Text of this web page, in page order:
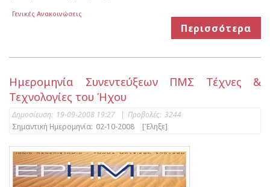
Γενικές Ανακοινώσεις
Περισσότερα
Ημερομηνία Συνεντεύξεων ΠΜΣ Τέχνες &
Τεχνολογίες του Ήχου
Δημοσίευση: 19-09-2008 19:27 | Προβολές: 3244
Σημαντική Ημερομηνία: 02-10-2008 [Έληξε]